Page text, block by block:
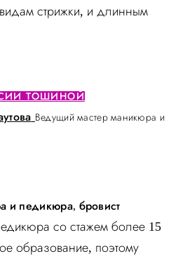
стрижки, и длинным
ТОШИНОЙ
Ведущий мастер маникюра и
и педикюра, бровист
со стажем более 15
образование, поэтому